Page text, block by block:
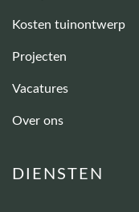
Kosten tuinontwerp
Projecten
Vacatures
Over ons
DIENSTEN